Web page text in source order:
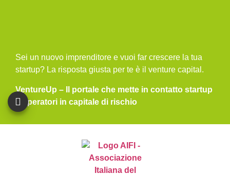
Sei un nuovo imprenditore e vuoi far crescere la tua
startup? La risposta giusta per te è il venture capital.
VentureUp – Il portale che mette in contatto startup
e operatori in capitale di rischio